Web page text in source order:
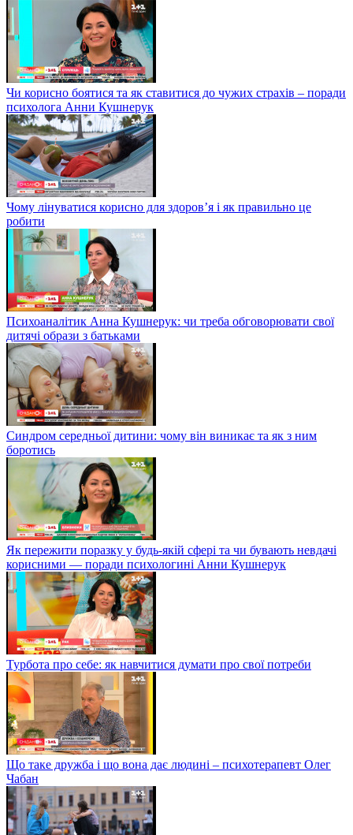
Чи корисно боятися та як ставитися до чужих страхів – поради
психолога Анни Кушнерук
Чому лінуватися корисно для здоров’я і як правильно це
робити
Психоаналітик Анна Кушнерук: чи треба обговорювати свої
дитячі образи з батьками
Синдром середньої дитини: чому він виникає та як з ним
боротись
Як пережити поразку у будь-якій сфері та чи бувають невдачі
корисними — поради психологині Анни Кушнерук
Турбота про себе: як навчитися думати про свої потреби
Що таке дружба і що вона дає людині – психотерапевт Олег
Чабан